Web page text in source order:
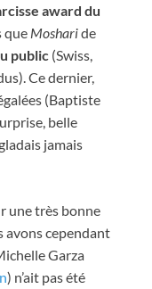
award du
que Mosharide
public (Swiss,
Ce dernier,
(Baptiste
belle
jamais
une très bonne
avons cependant
Garza
) n’ait pas été